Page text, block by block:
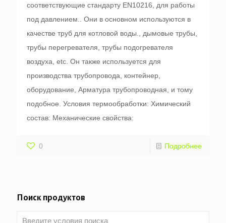
соответствующие стандарту EN10216, для работы
под давлением.. Они в основном используются в
качестве труб для котловой воды., дымовые трубы,
трубы перегревателя, трубы подогревателя
воздуха, etc. Он также используется для
производства трубопровода, контейнер,
оборудование, Арматура трубопроводная, и тому
подобное. Условия термообработки: Химический
состав: Механические свойства:
0 Подробнее
Поиск продуктов